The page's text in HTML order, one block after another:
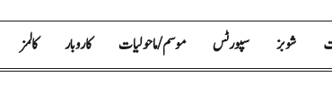
شوبز سپورٹس موسم / ما حولیات کاروبار کالمز